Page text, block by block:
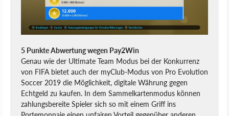
5 Punkte Abwertung wegen Pay2Win
Genau wie der Ultimate Team Modus bei der Konkurrenz
von FIFA bietet auch der myClub-Modus von Pro Evolution
Soccer 2019 die Möglichkeit, digitale Währung gegen
Echtgeld zu kaufen. In dem Sammelkartenmodus können
zahlungsbereite Spieler sich so mit einem Griff ins